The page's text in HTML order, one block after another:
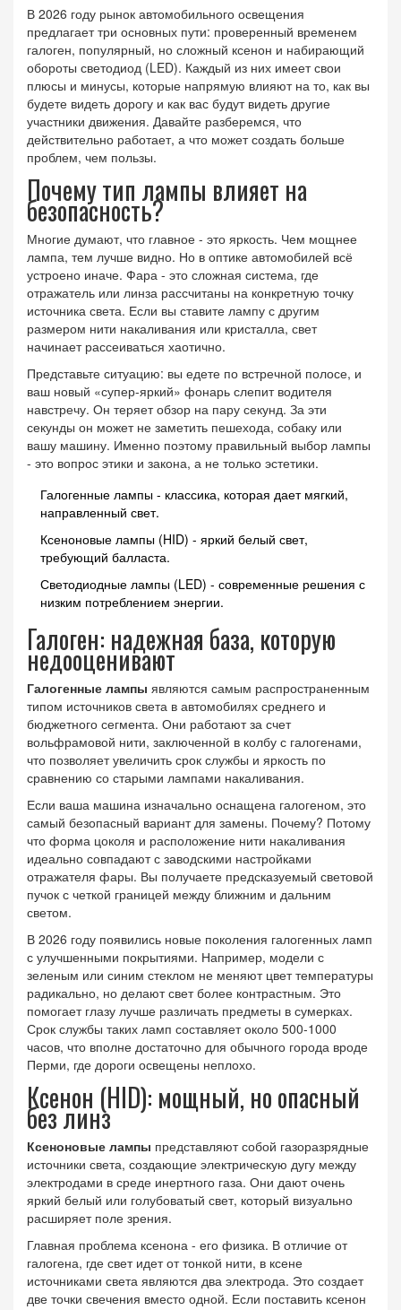
В 2026 году рынок автомобильного освещения
предлагает три основных пути: проверенный временем
галоген, популярный, но сложный ксенон и набирающий
обороты светодиод (LED). Каждый из них имеет свои
плюсы и минусы, которые напрямую влияют на то, как вы
будете видеть дорогу и как вас будут видеть другие
участники движения. Давайте разберемся, что
действительно работает, а что может создать больше
проблем, чем пользы.
Почему тип лампы влияет на
безопасность?
Многие думают, что главное - это яркость. Чем мощнее
лампа, тем лучше видно. Но в оптике автомобилей всё
устроено иначе. Фара - это сложная система, где
отражатель или линза рассчитаны на конкретную точку
источника света. Если вы ставите лампу с другим
размером нити накаливания или кристалла, свет
начинает рассеиваться хаотично.
Представьте ситуацию: вы едете по встречной полосе, и
ваш новый «супер-яркий» фонарь слепит водителя
навстречу. Он теряет обзор на пару секунд. За эти
секунды он может не заметить пешехода, собаку или
вашу машину. Именно поэтому правильный выбор лампы
- это вопрос этики и закона, а не только эстетики.
Галогенные лампы - классика, которая дает мягкий,
направленный свет.
Ксеноновые лампы (HID) - яркий белый свет,
требующий балласта.
Светодиодные лампы (LED) - современные решения с
низким потреблением энергии.
Галоген: надежная база, которую
недооценивают
Галогенные лампы являются самым распространенным
типом источников света в автомобилях среднего и
бюджетного сегмента. Они работают за счет
вольфрамовой нити, заключенной в колбу с галогенами,
что позволяет увеличить срок службы и яркость по
сравнению со старыми лампами накаливания.
Если ваша машина изначально оснащена галогеном, это
самый безопасный вариант для замены. Почему? Потому
что форма цоколя и расположение нити накаливания
идеально совпадают с заводскими настройками
отражателя фары. Вы получаете предсказуемый световой
пучок с четкой границей между ближним и дальним
светом.
В 2026 году появились новые поколения галогенных ламп
с улучшенными покрытиями. Например, модели с
зеленым или синим стеклом не меняют цвет температуры
радикально, но делают свет более контрастным. Это
помогает глазу лучше различать предметы в сумерках.
Срок службы таких ламп составляет около 500-1000
часов, что вполне достаточно для обычного города вроде
Перми, где дороги освещены неплохо.
Ксенон (HID): мощный, но опасный
без линз
Ксеноновые лампы представляют собой газоразрядные
источники света, создающие электрическую дугу между
электродами в среде инертного газа. Они дают очень
яркий белый или голубоватый свет, который визуально
расширяет поле зрения.
Главная проблема ксенона - его физика. В отличие от
галогена, где свет идет от тонкой нити, в ксене
источниками света являются два электрода. Это создает
две точки свечения вместо одной. Если поставить ксенон